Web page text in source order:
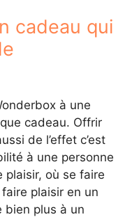
cadeau qui
à une
cadeau. Offrir
de l’effet c’est
à une personne
plaisir, où se faire
plaisir en un
bien plus à un